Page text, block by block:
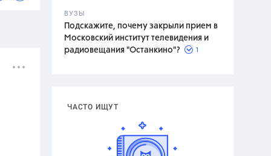
ВУЗЫ
Подскажите, почему закрыли прием в
Московский институт телевидения и
радиовещания "Останкино"?
1
ЧАСТО ИЩУТ